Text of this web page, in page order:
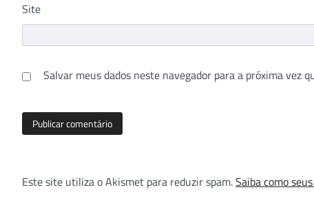
Site
Salvar meus dados neste navegador para a próxima vez
Este site utiliza o Akismet para reduzir spam.Saiba como